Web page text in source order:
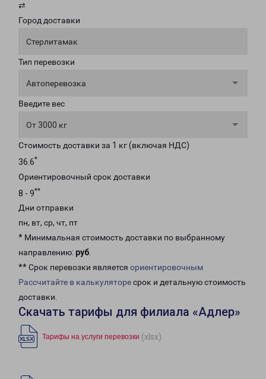
⇄
Город доставки
Стерлитамак
Тип перевозки
Автоперевозка
Введите вес
От 3000 кг
Стоимость доставки за 1 кг (включая НДС)
36.6*
Ориентировочный срок доставки
8 - 9**
Дни отправки
пн, вт, ср, чт, пт
* Минимальная стоимость доставки по выбранному
направлению: руб.
** Срок перевозки является ориентировочным
Рассчитайте в калькуляторесрок и детальную стоимость
доставки.
Скачать тарифы для филиала «Адлер»
Тарифы на услуги перевозки (xlsx)